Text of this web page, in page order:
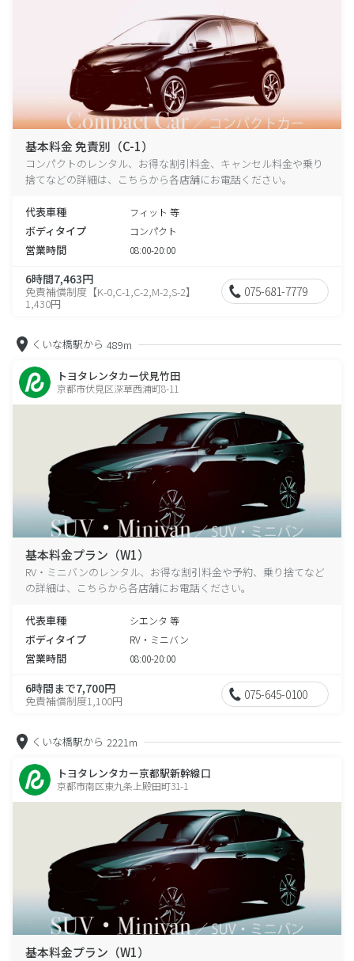
基本料金 免責別（C-1）
コンパクトのレンタル、お得な割引料金、キャンセル料金や乗り
捨てなどの詳細は、こちらから各店舗にお電話ください。
代表車種 フィット 等
ボディタイプ コンパクト
営業時間 08:00-20:00
6時間7,463円
免責補償制度【K-0,C-1,C-2,M-2,S-2】
1,430円
075-681-7779
くいな橋駅から 489m
トヨタレンタカー伏見竹田
京都市伏見区深草西浦町8-11
基本料金プラン（W1）
RV・ミニバンのレンタル、お得な割引料金や予約、乗り捨てなど
の詳細は、こちらから各店舗にお電話ください。
代表車種 シエンタ 等
ボディタイプ RV・ミニバン
営業時間 08:00-20:00
6時間まで7,700円
免責補償制度1,100円 075-645-0100
くいな橋駅から 2221m
トヨタレンタカー京都駅新幹線口
京都市南区東九条上殿田町31-1
基本料金プラン（W1）